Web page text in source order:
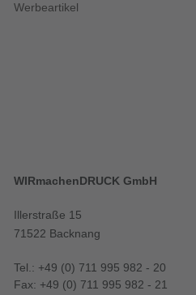
Werbeartikel
WIRmachenDRUCK GmbH
Illerstraße 15
71522 Backnang
Tel.: +49 (0) 711 995 982 - 20
Fax: +49 (0) 711 995 982 - 21